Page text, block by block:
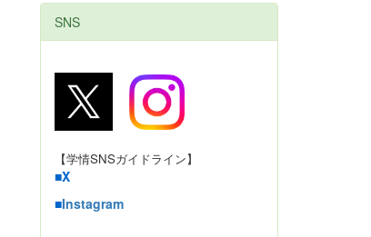
SNS
【学情SNSガイドライン】
■X
■Instagram